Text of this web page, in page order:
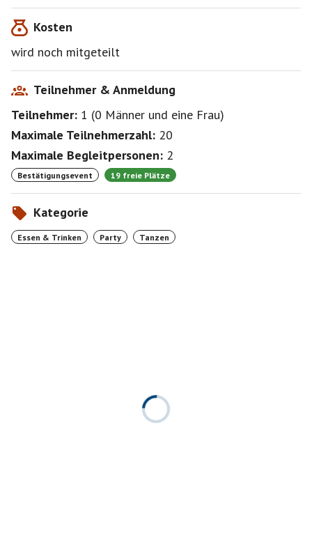
Kosten
wird noch mitgeteilt
Teilnehmer & Anmeldung
Teilnehmer: 1 (0 Männer und eine Frau)
Maximale Teilnehmerzahl: 20
Maximale Begleitpersonen: 2
Bestätigungsevent 19 freie Plätze
Kategorie
Essen & Trinken Party Tanzen